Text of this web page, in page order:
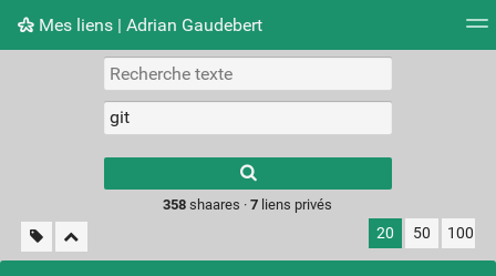
Mes liens | Adrian Gaudebert
Nuage de tags Mur d'images
results.
358 shaares ·7 liens privés
20 50 100